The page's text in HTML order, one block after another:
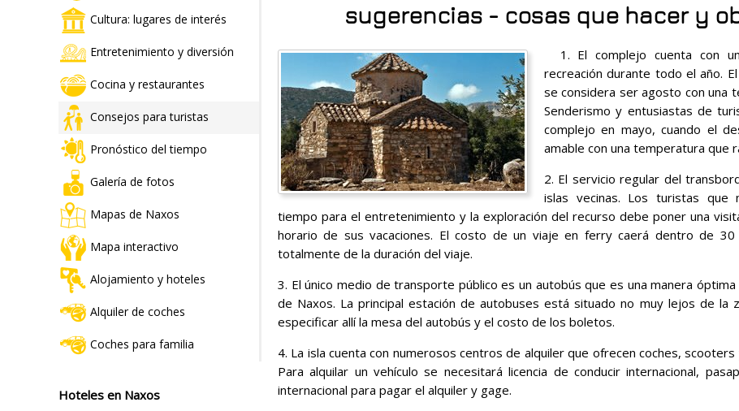
Cultura: lugares de interés
Entretenimiento y diversión
Cocina y restaurantes
Consejos para turistas
Pronóstico del tiempo
Galería de fotos
Mapas de Naxos
Mapa interactivo
Alojamiento y hoteles
Alquiler de coches
Coches para familia
Hoteles en Naxos
sugerencias - cosas que hacer y
1. El complejo cuenta con
recreación durante todo el año.
se considera ser agosto con una
Senderismo y entusiastas de
complejo en mayo, cuando el
amable con una temperatura que
2. El servicio regular del
islas vecinas. Los turistas
tiempo para el entretenimiento y la exploración del recurso debe poner una
horario de sus vacaciones. El costo de un viaje en ferry caerá dentro de
totalmente de la duración del viaje.
3. El único medio de transporte público es un autobús que es una manera
de Naxos. La principal estación de autobuses está situado no muy lejos de la
especificar allí la mesa del autobús y el costo de los boletos.
4. La isla cuenta con numerosos centros de alquiler que ofrecen coches,
Para alquilar un vehículo se necesitará licencia de conducir internacional,
internacional para pagar el alquiler y gage.